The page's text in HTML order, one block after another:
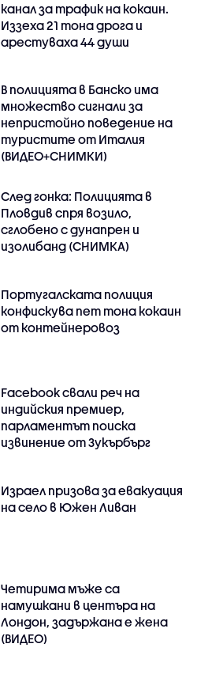
канал за трафик на кокаин.
Иззеха 21 тона дрога и
арестуваха 44 души
В полицията в Банско има
множество сигнали за
непристойно поведение на
туристите от Италия
(ВИДЕО+СНИМКИ)
След гонка: Полицията в
Пловдив спря возило,
сглобено с дунапрен и
изолибанд (СНИМКА)
Португалската полиция
конфискува пет тона кокаин
от контейнеровоз
Facebook свали реч на
индийския премиер,
парламентът поиска
извинение от Зукърбърг
Израел призова за евакуация
на село в Южен Ливан
Четирима мъже са
намушкани в центъра на
Лондон, задържана е жена
(ВИДЕО)